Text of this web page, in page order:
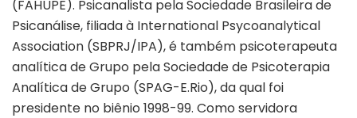
(FAHUPE). Psicanalista pela Sociedade Brasileira de
Psicanálise, filiada à International Psycoanalytical
Association (SBPRJ/IPA), é também psicoterapeuta
analítica de Grupo pela Sociedade de Psicoterapia
Analítica de Grupo (SPAG-E.Rio), da qual foi
presidente no biênio 1998-99. Como servidora